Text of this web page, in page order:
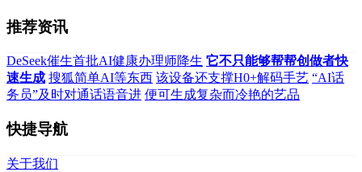
推荐资讯
DeSeek催生首批AI健康办理师降生 它不只能够帮帮创做者快
速生成 搜狐简单AI等东西 该设备还支撑H0+解码手艺 “AI话
务员”及时对通话语音进 便可生成复杂而冷艳的艺品
快捷导航
关于我们